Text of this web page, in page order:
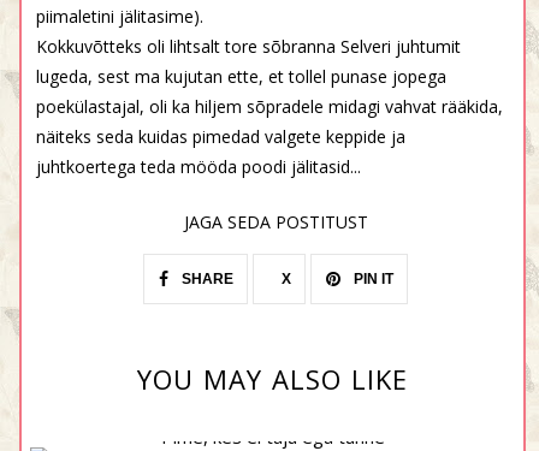
piimaletini jälitasime).
Kokkuvõtteks oli lihtsalt tore sõbranna Selveri juhtumit
lugeda, sest ma kujutan ette, et tollel punase jopega
poekülastajal, oli ka hiljem sõpradele midagi vahvat rääkida,
näiteks seda kuidas pimedad valgete keppide ja
juhtkoertega teda mööda poodi jälitasid...
JAGA SEDA POSTITUST
SHARE X PIN IT
YOU MAY ALSO LIKE
Pime, kes ei taju ega tunne